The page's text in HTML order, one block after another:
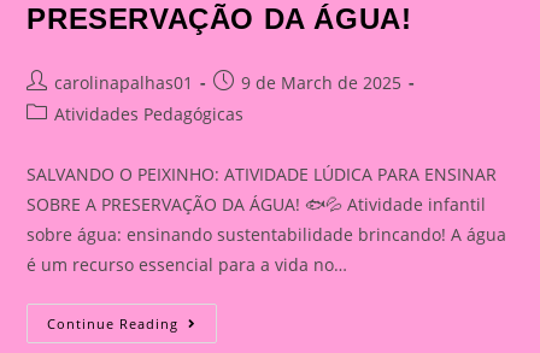
PRESERVAÇÃO DA ÁGUA!
Post
author:
carolinapalhas01
Post
published:
9 de March de 2025
PostAtividades Pedagógicas
SALVANDO O PEIXINHO: ATIVIDADE LÚDICA PARA ENSINAR
SOBRE A PRESERVAÇÃO DA ÁGUA! 🐟💦 Atividade infantil
sobre água: ensinando sustentabilidade brincando! A água
é um recurso essencial para a vida no…
Continue Reading ATIVIDADE
LÚDICA